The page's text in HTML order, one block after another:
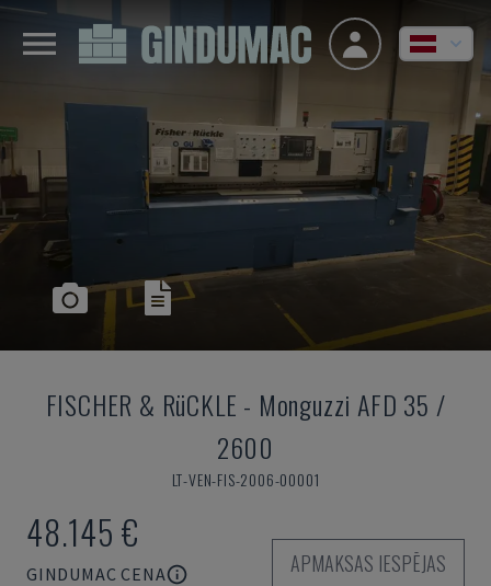
FISCHER & RüCKLE - Monguzzi AFD 35 /
2600
LT-VEN-FIS-2006-00001
48.145 €
GINDUMAC CENA
APMAKSAS IESPĒJAS